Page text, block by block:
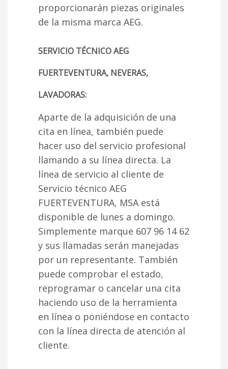
proporcionarán piezas originales
de la misma marca AEG.
SERVICIO TÉCNICO AEG
FUERTEVENTURA, NEVERAS,
LAVADORAS:
Aparte de la adquisición de una
cita en línea, también puede
hacer uso del servicio profesional
llamando a su línea directa. La
línea de servicio al cliente de
Servicio técnico AEG
FUERTEVENTURA, MSA está
disponible de lunes a domingo.
Simplemente marque 607 96 14 62
y sus llamadas serán manejadas
por un representante. También
puede comprobar el estado,
reprogramar o cancelar una cita
haciendo uso de la herramienta
en línea o poniéndose en contacto
con la línea directa de atención al
cliente.